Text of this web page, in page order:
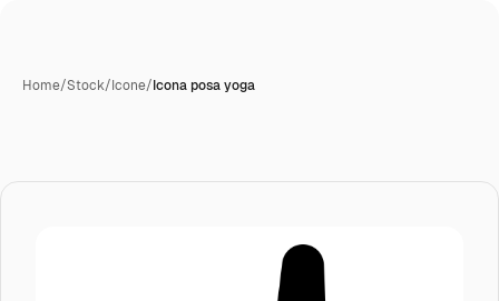
Home/Stock/Icone/Icona posa yoga